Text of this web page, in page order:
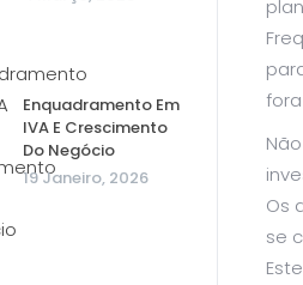
Enquadramento Em
IVA E Crescimento
Do Negócio
19 Janeiro, 2026
Os
se